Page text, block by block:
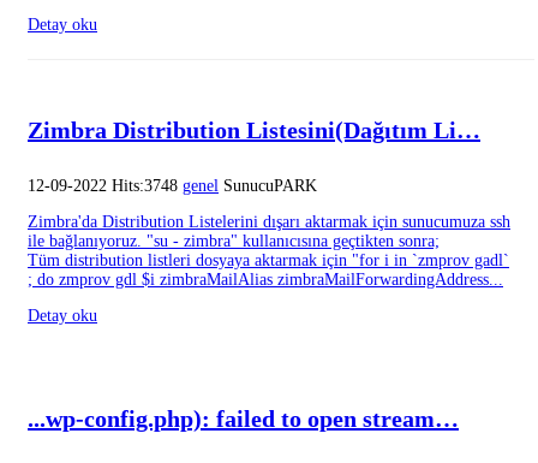
Detay oku
Zimbra Distribution Listesini(Dağıtım Li…
12-09-2022 Hits:3748 genel SunucuPARK
Zimbra'da Distribution Listelerini dışarı aktarmak için sunucumuza ssh
ile bağlanıyoruz. "su - zimbra" kullanıcısına geçtikten sonra;
Tüm distribution listleri dosyaya aktarmak için "for i in `zmprov gadl`
; do zmprov gdl $i zimbraMailAlias zimbraMailForwardingAddress...
Detay oku
...wp-config.php): failed to open stream…